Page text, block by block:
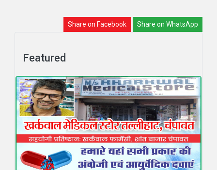
Share on Facebook Share on WhatsApp
Featured